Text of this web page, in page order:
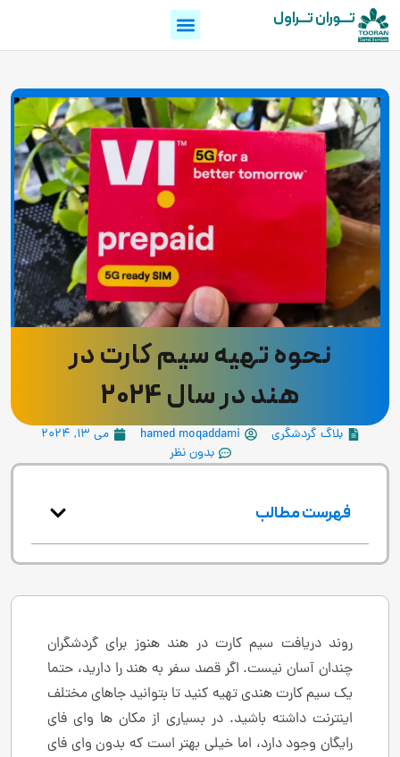
تـــوران تـــراول
نحوه تهیه سیم کارت در
هند در سال 2024
بلاگ گردشگری hamed moqaddami
می 13, 2024
بدون نظر
فهرست مطالب
روند دریافت سیم کارت در هند هنوز برای گردشگران
چندان آسان نیست. اگر قصد سفر به هند را دارید، حتما
یک سیم کارت هندی تهیه کنید تا بتوانید جاهای مختلف
اینترنت داشته باشید. در بسیاری از مکان ها وای فای
رایگان وجود دارد، اما خیلی بهتر است که بدون وای فای